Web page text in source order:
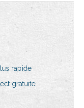
rapide
gratuite